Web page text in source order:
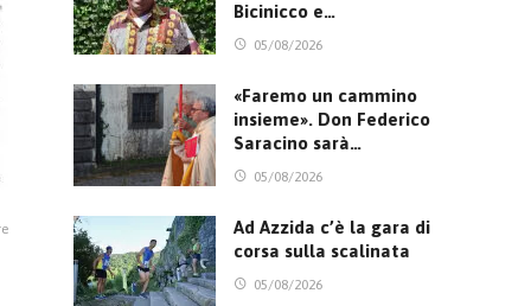
Bicinicco e…
05/08/2026
«Faremo un cammino
insieme». Don Federico
Saracino sarà…
05/08/2026
Ad Azzida c’è la gara di
corsa sulla scalinata
05/08/2026